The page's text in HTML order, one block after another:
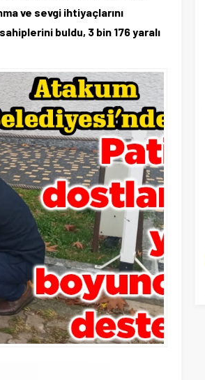
ve sevgi ihtiyaçlarını
buldu, 3 bin 176 yaralı